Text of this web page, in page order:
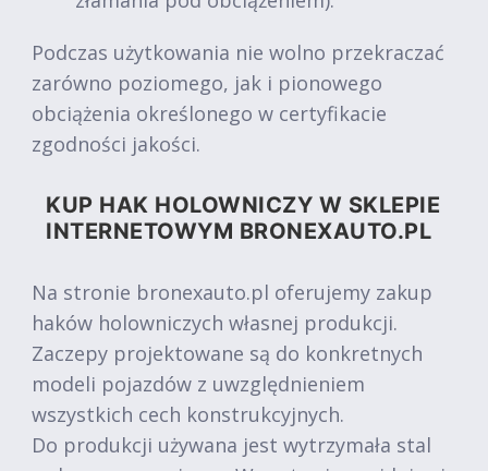
Podczas użytkowania nie wolno przekraczać
zarówno poziomego, jak i pionowego
obciążenia określonego w certyfikacie
zgodności jakości.
KUP HAK HOLOWNICZY W SKLEPIE
INTERNETOWYM BRONEXAUTO.PL
Na stronie bronexauto.pl oferujemy zakup
haków holowniczych własnej produkcji.
Zaczepy projektowane są do konkretnych
modeli pojazdów z uwzględnieniem
wszystkich cech konstrukcyjnych.
Do produkcji używana jest wytrzymała stal